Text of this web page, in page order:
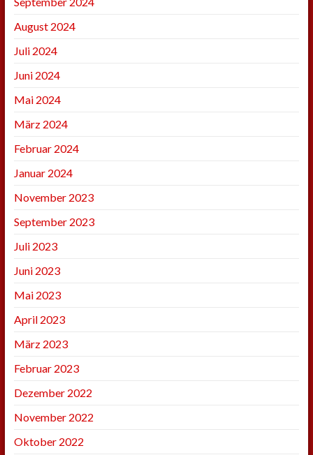
August 2024
Juli 2024
Juni 2024
Mai 2024
März 2024
Februar 2024
Januar 2024
November 2023
September 2023
Juli 2023
Juni 2023
Mai 2023
April 2023
März 2023
Februar 2023
Dezember 2022
November 2022
Oktober 2022